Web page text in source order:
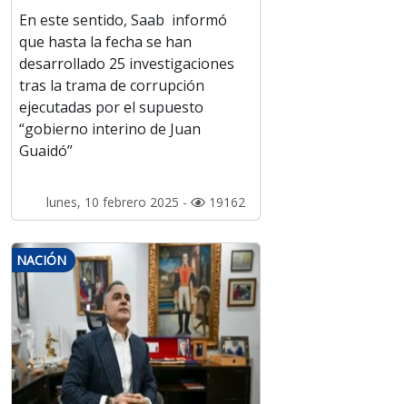
En este sentido, Saab informó
que hasta la fecha se han
desarrollado 25 investigaciones
tras la trama de corrupción
ejecutadas por el supuesto
“gobierno interino de Juan
Guaidó”
lunes, 10 febrero 2025 - 19162
NACIÓN